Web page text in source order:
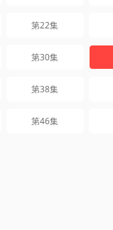
第22集
第30集
第38集
第46集